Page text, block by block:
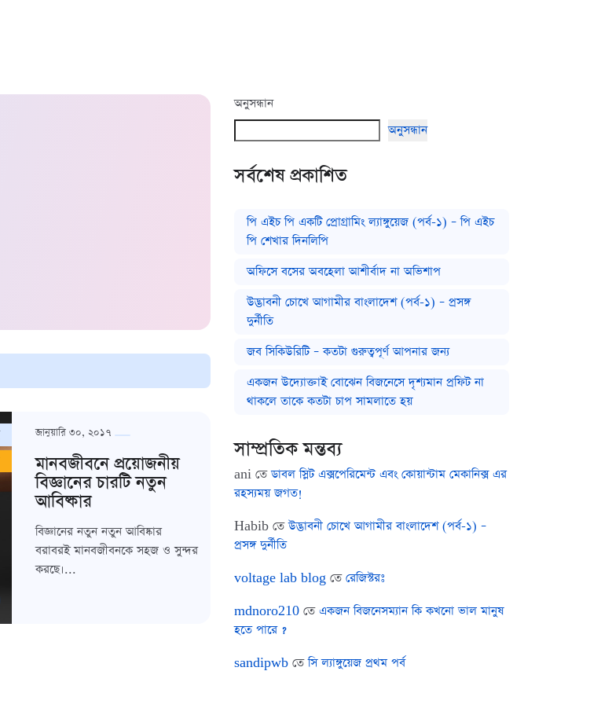
জানুয়ারি ৩০, ২০১৭
মানবজীবনে প্রয়োজনীয়
বিজ্ঞানের চারটি নতুন
আবিষ্কার
বিজ্ঞানের নতুন নতুন আবিষ্কার
বরাবরই মানবজীবনকে সহজ ও সুন্দর
করছে।...
অনুসন্ধান
অনুসন্ধান
সর্বশেষ প্রকাশিত
পি এইচ পি একটি প্রোগ্রামিং ল্যাঙ্গুয়েজ (পর্ব-১) – পি এইচ
পি শেখার দিনলিপি
অফিসে বসের অবহেলা আশীর্বাদ না অভিশাপ
উদ্ভাবনী চোখে আগামীর বাংলাদেশ (পর্ব-১) – প্রসঙ্গ
দুর্নীতি
জব সিকিউরিটি – কতটা গুরুত্বপূর্ণ আপনার জন্য
একজন উদ্যোক্তাই বোঝেন বিজনেসে দৃশ্যমান প্রফিট না
থাকলে তাকে কতটা চাপ সামলাতে হয়
সাম্প্রতিক মন্তব্য
ani তেডাবল স্লিট এক্সপেরিমেন্ট এবং কোয়ান্টাম মেকানিক্স এর
রহস্যময় জগত!
Habib তেউদ্ভাবনী চোখে আগামীর বাংলাদেশ (পর্ব-১) –
প্রসঙ্গ দুর্নীতি
voltage lab blog তেরেজিস্টরঃ
mdnoro210 তেএকজন বিজনেসম্যান কি কখনো ভাল মানুষ
হতে পারে ?
sandipwb তেসি ল্যাঙ্গুয়েজ প্রথম পর্ব